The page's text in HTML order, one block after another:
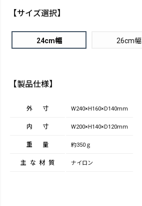
【サイズ選択】
24cm幅 26cm幅
【製品仕様】
外寸 W240×H160×D140mm
内寸 W200×H140×D120mm
重量 約350ｇ
主な材質 ナイロン